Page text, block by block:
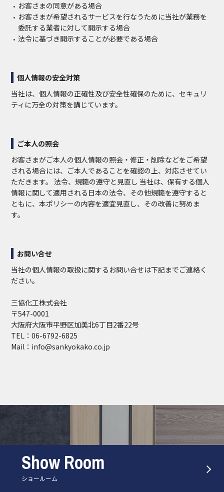
お客さまの同意がある場合
お客さまが希望されるサービスを行なうために当社が業務を
委託する業者に対して開示する場合
法令に基づき開示することが必要である場合
個人情報の安全対策
当社は、個人情報の正確性及び安全性確保のために、セキュリ
ティに万全の対策を講じています。
ご本人の照会
お客さまがご本人の個人情報の照会・修正・削除などをご希望
される場合には、ご本人であることを確認の上、対応させてい
ただきます。 法令、規範の遵守と見直し 当社は、保有する個人
情報に関して適用される日本の法令、その他規範を遵守すると
ともに、本ポリシーの内容を適宜見直し、その改善に努めま
す。
お問い合せ
当社の個人情報の取扱に関するお問い合せは下記までご連絡く
ださい。
三協化工株式会社
〒547-0001
大阪府大阪市平野区加美北6丁目2番22号
TEL：06-6792-6825
Mail：info@sankyokako.co.jp
Show Room
ショールーム